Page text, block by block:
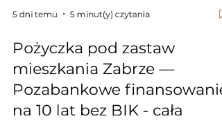
5 dni temu 5 minut(y) czytania
Pożyczka pod zastaw
mieszkania Zabrze —
Pozabankowe finansowanie
na 10 lat bez BIK - cała